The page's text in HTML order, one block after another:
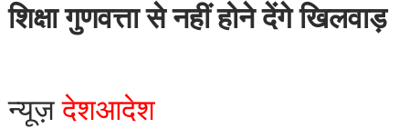
शिक्षा गुणवत्ता से नहीं होने देंगे खिलवाड़
न्यूज़देशआदेश